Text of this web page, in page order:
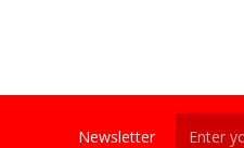
Newsletter